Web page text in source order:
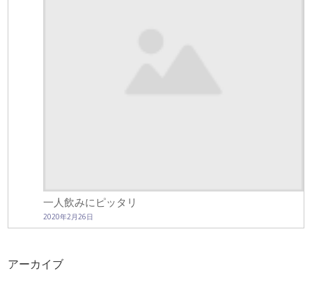
一人飲みにピッタリ
2020年2月26日
アーカイブ